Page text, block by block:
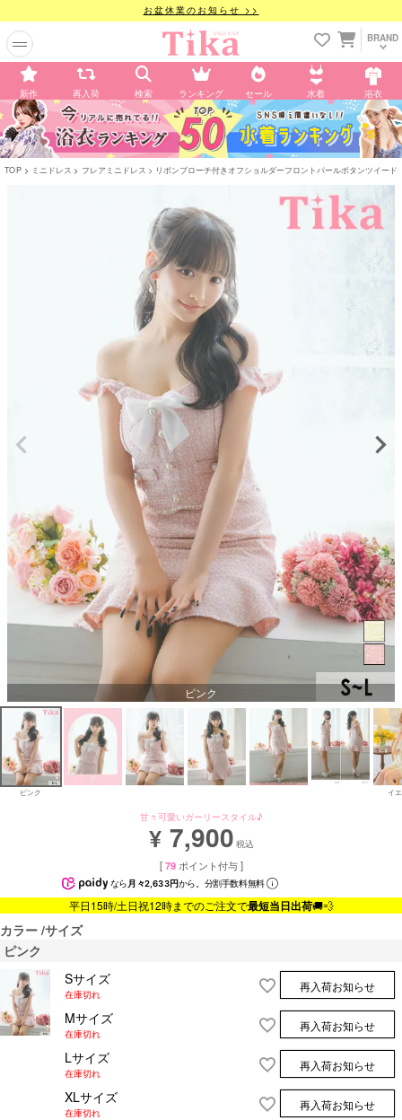
お盆休業のお知らせ >>
BRAND
新作 再入荷 検索 ランキング セール 水着 浴衣
TOP ミニドレス フレアミニドレス リボンブローチ付きオフショルダーフロントパールボタンツイー
ピンク
ピンク イ
甘々可愛いガーリースタイル♪
¥ 7,900 税込
[ 79 ポイント付与 ]
なら月々2,633円から。分割手数料無料
平日15時/土日祝12時までのご注文で最短当日出荷🚚💨
カラー サイズ
ピンク
Sサイズ
在庫切れ
再入荷お知らせ
Mサイズ
在庫切れ
再入荷お知らせ
Lサイズ
在庫切れ
再入荷お知らせ
XLサイズ
在庫切れ
再入荷お知らせ